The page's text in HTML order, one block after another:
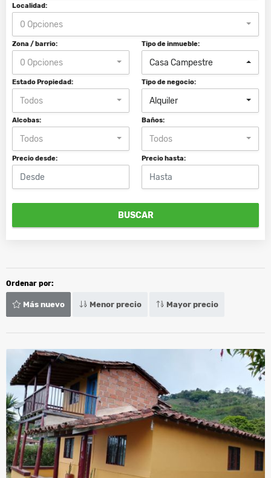
Localidad:
0 Opciones
Zona / barrio:
0 Opciones
Tipo de inmueble:
Casa Campestre
Estado Propiedad:
Todos
Tipo de negocio:
Alquiler
Alcobas:
Todos
Baños:
Todos
Precio desde: Precio hasta:
BUSCAR
Ordenar por:
Más nuevo Menor precio Mayor precio